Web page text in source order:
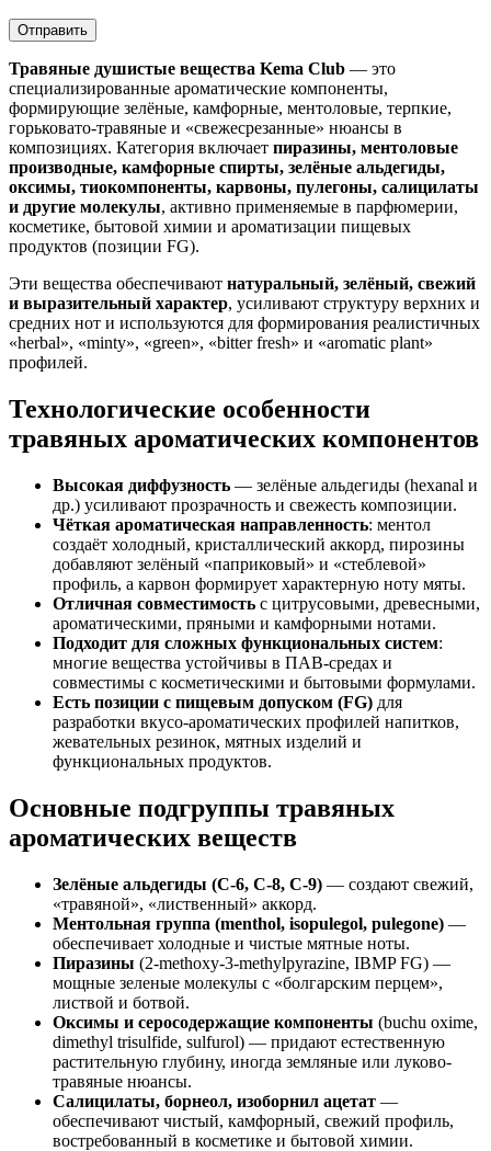
Травяные душистые вещества Kema Club — это
специализированные ароматические компоненты,
формирующие зелёные, камфорные, ментоловые, терпкие,
горьковато-травяные и «свежесрезанные» нюансы в
композициях. Категория включает пиразины, ментоловые
производные, камфорные спирты, зелёные альдегиды,
оксимы, тиокомпоненты, карвоны, пулегоны, салицилаты
и другие молекулы, активно применяемые в парфюмерии,
косметике, бытовой химии и ароматизации пищевых
продуктов (позиции FG).
Эти вещества обеспечивают натуральный, зелёный, свежий
и выразительный характер, усиливают структуру верхних и
средних нот и используются для формирования реалистичных
«herbal», «minty», «green», «bitter fresh» и «aromatic plant»
профилей.
Технологические особенности
травяных ароматических компонентов
Высокая диффузность — зелёные альдегиды (hexanal и
др.) усиливают прозрачность и свежесть композиции.
Чёткая ароматическая направленность: ментол
создаёт холодный, кристаллический аккорд, пирозины
добавляют зелёный «паприковый» и «стеблевой»
профиль, а карвон формирует характерную ноту мяты.
Отличная совместимость с цитрусовыми, древесными,
ароматическими, пряными и камфорными нотами.
Подходит для сложных функциональных систем:
многие вещества устойчивы в ПАВ-средах и
совместимы с косметическими и бытовыми формулами.
Есть позиции с пищевым допуском (FG) для
разработки вкусо-ароматических профилей напитков,
жевательных резинок, мятных изделий и
функциональных продуктов.
Основные подгруппы травяных
ароматических веществ
Зелёные альдегиды (C-6, C-8, C-9) — создают свежий,
«травяной», «лиственный» аккорд.
Ментольная группа (menthol, isopulegol, pulegone) —
обеспечивает холодные и чистые мятные ноты.
Пиразины (2-methoxy-3-methylpyrazine, IBMP FG) —
мощные зеленые молекулы с «болгарским перцем»,
листвой и ботвой.
Оксимы и серосодержащие компоненты (buchu oxime,
dimethyl trisulfide, sulfurol) — придают естественную
растительную глубину, иногда земляные или луково-
травяные нюансы.
Салицилаты, борнеол, изоборнил ацетат —
обеспечивают чистый, камфорный, свежий профиль,
востребованный в косметике и бытовой химии.